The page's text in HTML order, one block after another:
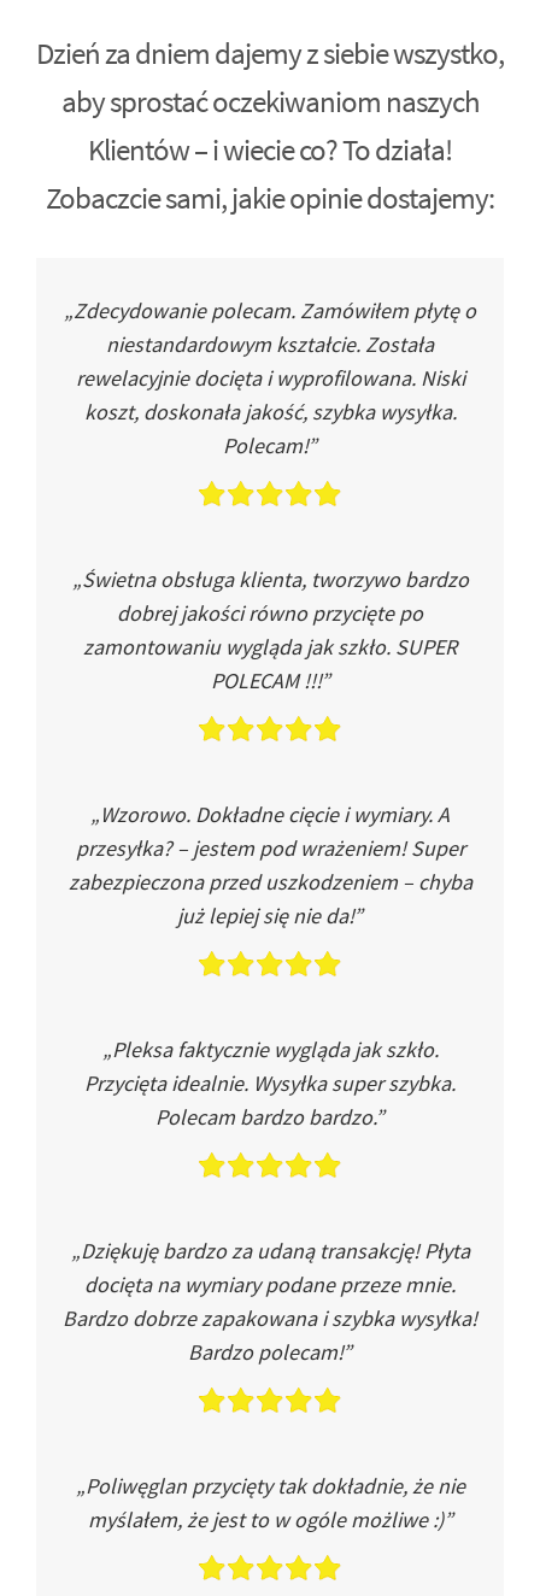
Dzień za dniem dajemy z siebie wszystko,
aby sprostać oczekiwaniom naszych
Klientów – i wiecie co? To działa!
Zobaczcie sami, jakie opinie dostajemy:
„Zdecydowanie polecam. Zamówiłem płytę o
niestandardowym kształcie. Została
rewelacyjnie docięta i wyprofilowana. Niski
koszt, doskonała jakość, szybka wysyłka.
Polecam!”
„Świetna obsługa klienta, tworzywo bardzo
dobrej jakości równo przycięte po
zamontowaniu wygląda jak szkło. SUPER
POLECAM !!!”
„Wzorowo. Dokładne cięcie i wymiary. A
przesyłka? – jestem pod wrażeniem! Super
zabezpieczona przed uszkodzeniem – chyba
już lepiej się nie da!”
„Pleksa faktycznie wygląda jak szkło.
Przycięta idealnie. Wysyłka super szybka.
Polecam bardzo bardzo.”
„Dziękuję bardzo za udaną transakcję! Płyta
docięta na wymiary podane przeze mnie.
Bardzo dobrze zapakowana i szybka wysyłka!
Bardzo polecam!”
„Poliwęglan przycięty tak dokładnie, że nie
myślałem, że jest to w ogóle możliwe :)”